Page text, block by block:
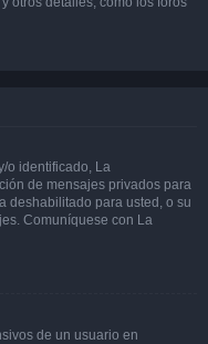
o identificado, La
de mensajes privados para
deshabilitado para usted, o su
Comuníquese con La
de un usuario en